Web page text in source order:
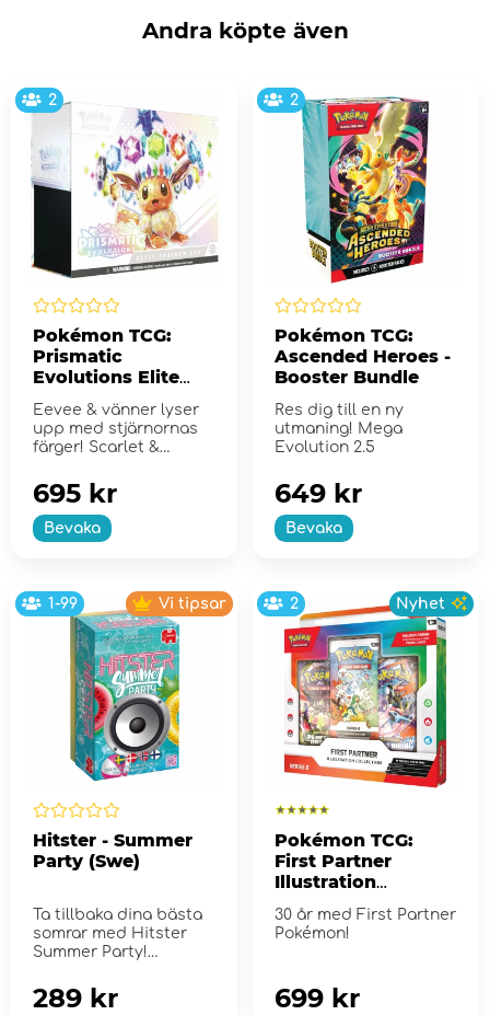
Andra köpte även
2
Pokémon TCG:
Prismatic
Evolutions Elite
Trainer Box
Eevee & vänner lyser
upp med stjärnornas
färger! Scarlet &
Bevaka
695 kr
2
Pokémon TCG:
Ascended Heroes -
Booster Bundle
Res dig till en ny
utmaning! Mega
Evolution 2.5
Bevaka
649 kr
1-99 Vi tipsar
Hitster - Summer
Party (Swe)
Ta tillbaka dina bästa
somrar med Hitster
Summer Party!
289 kr
2 Nyhet
Pokémon TCG:
First Partner
Illustration
2
30 år med First Partner
Pokémon!
699 kr